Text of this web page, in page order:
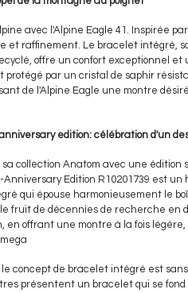
avec l'Alpine Eagle 41. Inspirée
et raffinement. Le bracelet intégré,
offre un confort exceptionnel
protégé par un cristal de saphir
de l'Alpine Eagle une montre
edition: célébration d'un
collection Anatom avec une
Edition R10201739 est
qui épouse harmonieusement le
fruit de décennies de recherche en
en offrant une montre à la fois
concept de bracelet intégré est
présentent un bracelet qui se